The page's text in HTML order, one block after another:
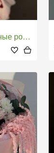
розы